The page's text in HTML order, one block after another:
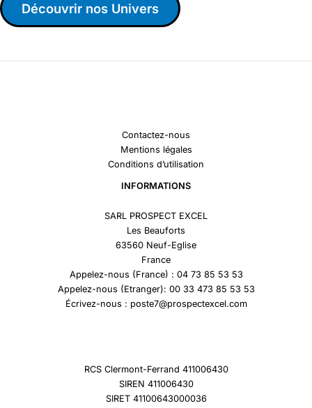
Découvrir nos Univers
Contactez-nous
Mentions légales
Conditions d’utilisation
INFORMATIONS
SARL PROSPECT EXCEL
Les Beauforts
63560 Neuf-Eglise
France
Appelez-nous (France) : 04 73 85 53 53
Appelez-nous (Etranger): 00 33 473 85 53 53
Écrivez-nous : poste7@prospectexcel.com
RCS Clermont-Ferrand 411006430
SIREN 411006430
SIRET 41100643000036